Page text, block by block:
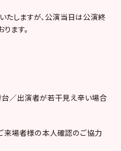
たしますが、公演当日は公演終
ます。
台／出演者が若干見え辛い場合
場者様の本人確認のご協力